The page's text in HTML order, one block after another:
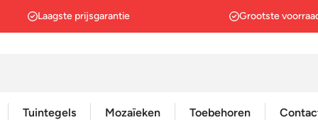
Laagste prijsgarantie Grootste
Tuintegels Mozaïeken Toebehoren